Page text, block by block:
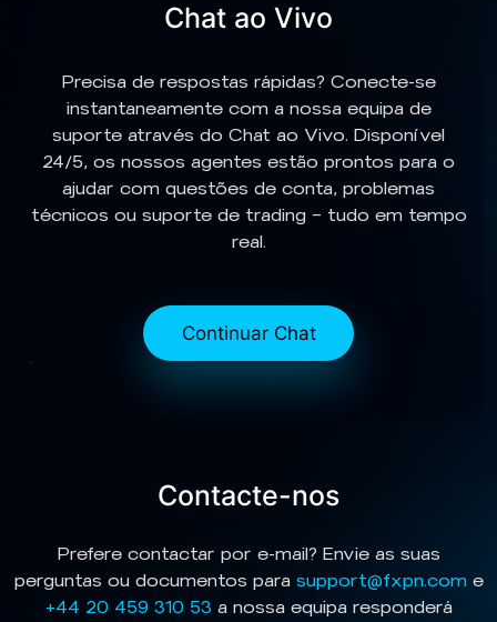
Chat ao Vivo
Precisa de respostas rápidas? Conecte-se
instantaneamente com a nossa equipa de
suporte através do Chat ao Vivo. Disponível
24/5, os nossos agentes estão prontos para o
ajudar com questões de conta, problemas
técnicos ou suporte de trading — tudo em tempo
real.
Continuar Chat
Contacte-nos
Prefere contactar por e-mail? Envie as suas
perguntas ou documentos para support@fxpn.come
+44 20 459 310 53 a nossa equipa responderá